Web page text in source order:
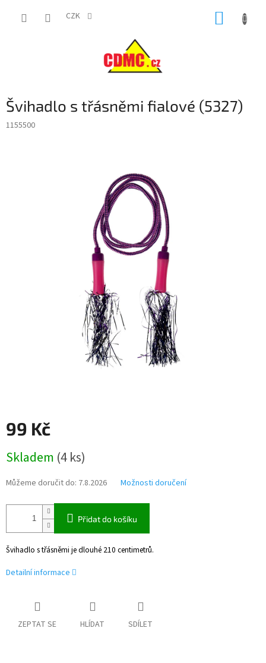
CZK
Švihadlo s třásněmi fialové (5327)
1155500
99 Kč
cena:
Skladem (4 ks)
Můžeme doručit do: 7.8.2026 Možnosti doručení
Přidat do košíku
Švihadlo s třásněmi je dlouhé 210 centimetrů.
Detailní informace
ZEPTAT SE HLÍDAT SDÍLET